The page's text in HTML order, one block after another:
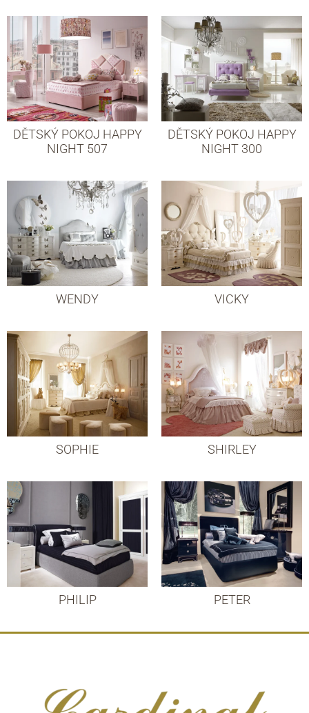
DĚTSKÝ POKOJ HAPPY
NIGHT 507
DĚTSKÝ POKOJ HAPPY
NIGHT 300
WENDY VICKY
SOPHIE SHIRLEY
PHILIP PETER